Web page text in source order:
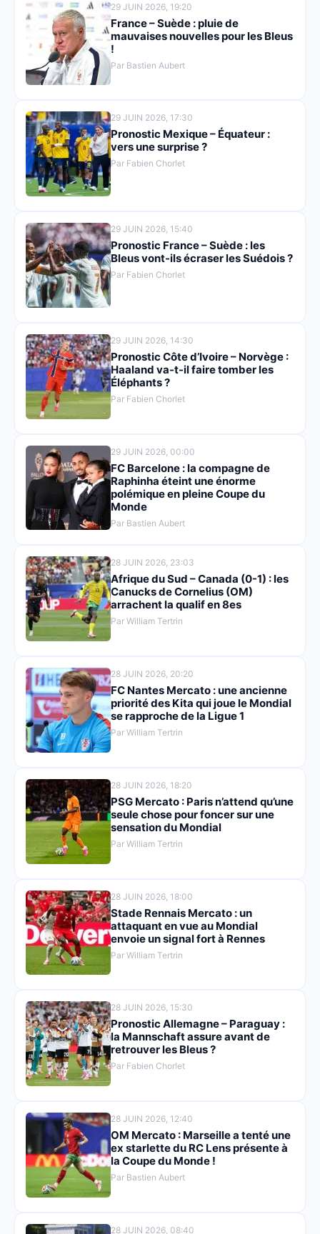
29 JUIN 2026, 19:20
France – Suède : pluie de
mauvaises nouvelles pour les Bleus
!
Par Bastien Aubert
29 JUIN 2026, 17:30
Pronostic Mexique – Équateur :
vers une surprise ?
Par Fabien Chorlet
29 JUIN 2026, 15:40
Pronostic France – Suède : les
Bleus vont-ils écraser les Suédois ?
Par Fabien Chorlet
29 JUIN 2026, 14:30
Pronostic Côte d’Ivoire – Norvège :
Haaland va-t-il faire tomber les
Éléphants ?
Par Fabien Chorlet
29 JUIN 2026, 00:00
FC Barcelone : la compagne de
Raphinha éteint une énorme
polémique en pleine Coupe du
Monde
Par Bastien Aubert
28 JUIN 2026, 23:03
Afrique du Sud – Canada (0-1) : les
Canucks de Cornelius (OM)
arrachent la qualif en 8es
Par William Tertrin
28 JUIN 2026, 20:20
FC Nantes Mercato : une ancienne
priorité des Kita qui joue le Mondial
se rapproche de la Ligue 1
Par William Tertrin
28 JUIN 2026, 18:20
PSG Mercato : Paris n’attend qu’une
seule chose pour foncer sur une
sensation du Mondial
Par William Tertrin
28 JUIN 2026, 18:00
Stade Rennais Mercato : un
attaquant en vue au Mondial
envoie un signal fort à Rennes
Par William Tertrin
28 JUIN 2026, 15:30
Pronostic Allemagne – Paraguay :
la Mannschaft assure avant de
retrouver les Bleus ?
Par Fabien Chorlet
28 JUIN 2026, 12:40
OM Mercato : Marseille a tenté une
ex starlette du RC Lens présente à
la Coupe du Monde !
Par Bastien Aubert
28 JUIN 2026, 08:40